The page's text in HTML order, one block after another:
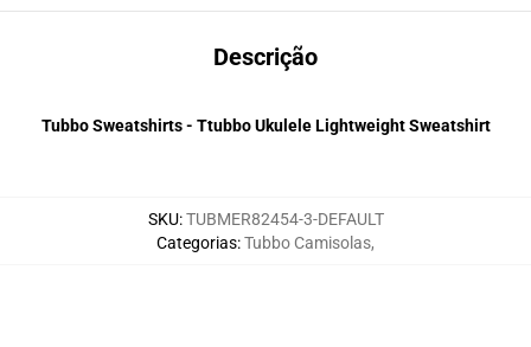
Descrição
Tubbo Sweatshirts - Ttubbo Ukulele Lightweight Sweatshirt
SKU:TUBMER82454-3-DEFAULT
Categorias:Tubbo Camisolas,